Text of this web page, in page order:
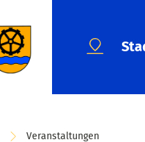
Veranstaltungen